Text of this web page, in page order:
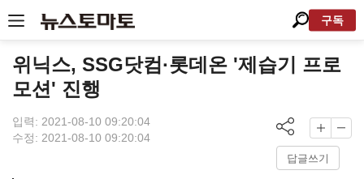
구독
위닉스, SSG닷컴·롯데온 '제습기 프로
모션' 진행
입력: 2021-08-10 09:20:04
수정: 2021-08-10 09:20:04
답글쓰기